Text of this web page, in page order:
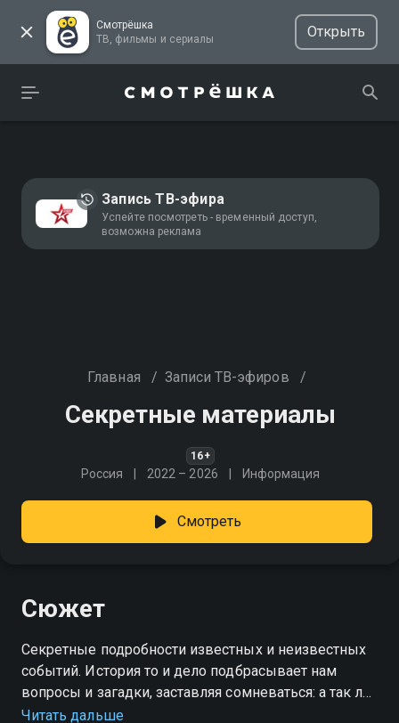
Смотрёшка
ТВ, фильмы и сериалы
Открыть
Запись ТВ-эфира
Успейте посмотреть - временный доступ,
возможна реклама
Главная / Записи ТВ-эфиров /
Секретные материалы
16+
Россия 2022 – 2026 Информация
Смотреть
Сюжет
Секретные подробности известных и неизвестных
событий. История то и дело подбрасывает нам
вопросы и загадки, заставляя сомневаться: а так ли
всё было на самом деле? Порой не хватает всего
Читать дальше